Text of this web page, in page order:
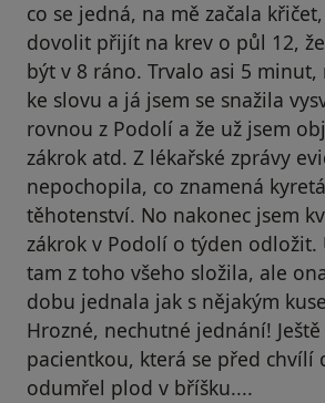
co se jedná, na mě začala
dovolit přijít na krev o půl 12,
být v 8 ráno. Trvalo asi 5 minut,
ke slovu a já jsem se snažila
rovnou z Podolí a že už jsem
zákrok atd. Z lékařské zprávy
nepochopila, co znamená
těhotenství. No nakonec jsem
zákrok v Podolí o týden odložit.
tam z toho všeho složila, ale
dobu jednala jak s nějakým
Hrozné, nechutné jednání!
pacientkou, která se před chvílí
odumřel plod v bříšku....